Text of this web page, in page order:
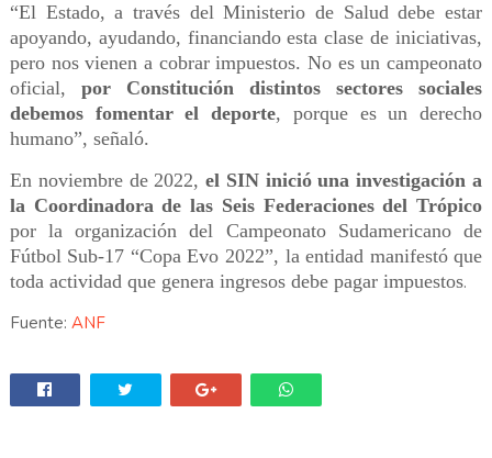
“El Estado, a través del Ministerio de Salud debe estar
apoyando, ayudando, financiando esta clase de iniciativas,
pero nos vienen a cobrar impuestos. No es un campeonato
oficial, por Constitución distintos sectores sociales
debemos fomentar el deporte, porque es un derecho
humano”, señaló.
En noviembre de 2022,el SIN inició una investigación a
la Coordinadora de las Seis Federaciones del Trópico
por la organización del Campeonato Sudamericano de
Fútbol Sub-17 “Copa Evo 2022”, la entidad manifestó que
toda actividad que genera ingresos debe pagar impuestos.
Fuente: ANF